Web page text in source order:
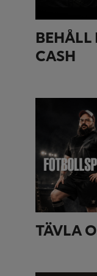
BEHÅLL
CASH
TÄVLA